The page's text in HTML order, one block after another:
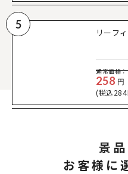
5
リーフ
通常価格：
258 円
(税込284
景
お客様に